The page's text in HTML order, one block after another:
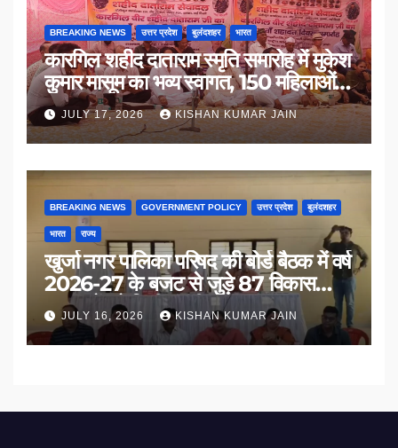
BREAKING NEWS उत्तर प्रदेश बुलंदशहर भारत
कारगिल शहीद दाताराम स्मृति समारोह में मुकेश
कुमार मासूम का भव्य स्वागत, 150 महिलाओं
का सम्मान
JULY 17, 2026 KISHAN KUMAR JAIN
BREAKING NEWS GOVERNMENT POLICY उत्तर प्रदेश बुलंदशहर
भारत राज्य
खुर्जा नगर पालिका परिषद की बोर्ड बैठक में वर्ष
2026-27 के बजट से जुड़े 87 विकास
प्रस्तावों को मिली मंजूरी
JULY 16, 2026 KISHAN KUMAR JAIN